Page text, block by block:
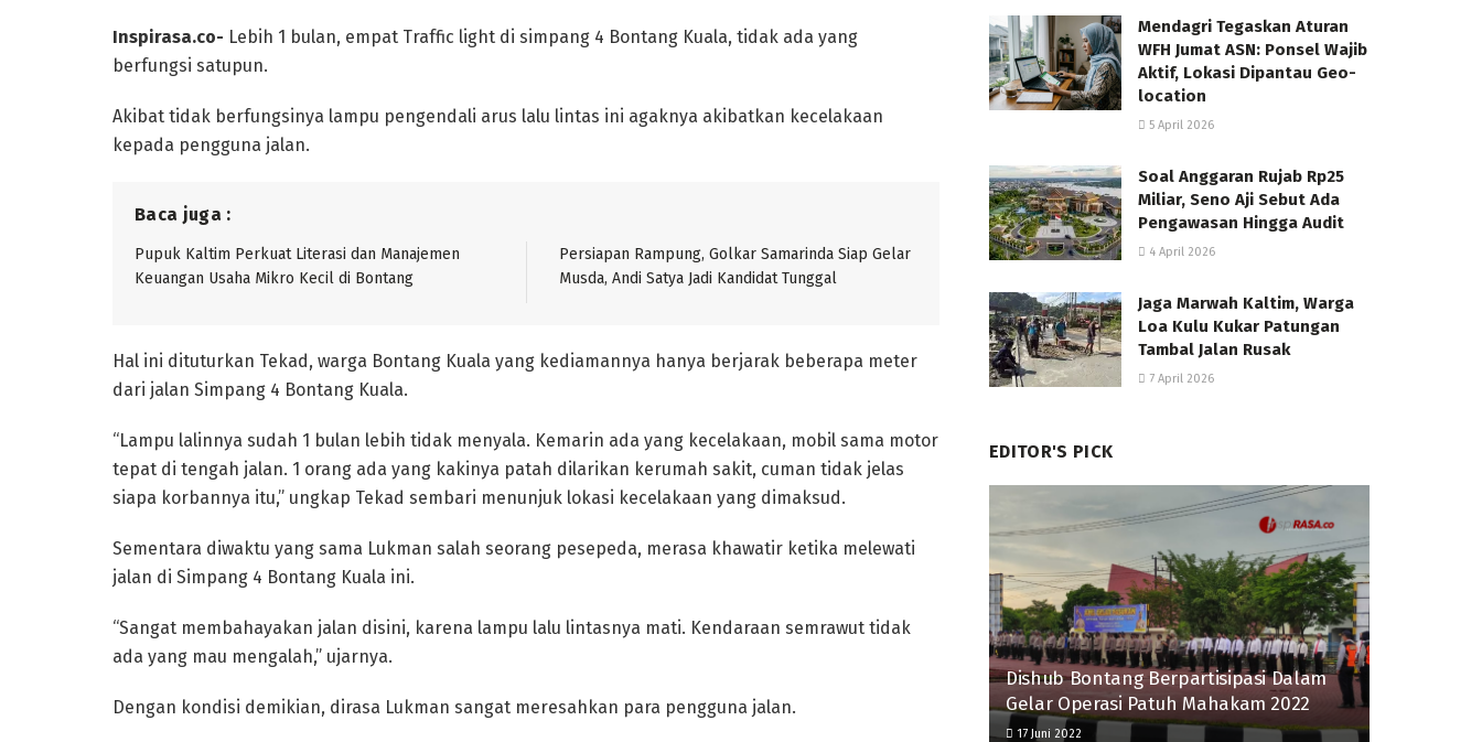
Inspirasa.co- Lebih 1 bulan, empat Traffic light di simpang 4 Bontang Kuala, tidak ada yang
berfungsi satupun.
Akibat tidak berfungsinya lampu pengendali arus lalu lintas ini agaknya akibatkan kecelakaan
kepada pengguna jalan.
Baca juga :
Pupuk Kaltim Perkuat Literasi dan Manajemen
Keuangan Usaha Mikro Kecil di Bontang
Persiapan Rampung, Golkar Samarinda Siap Gelar
Musda, Andi Satya Jadi Kandidat Tunggal
Hal ini dituturkan Tekad, warga Bontang Kuala yang kediamannya hanya berjarak beberapa meter
dari jalan Simpang 4 Bontang Kuala.
“Lampu lalinnya sudah 1 bulan lebih tidak menyala. Kemarin ada yang kecelakaan, mobil sama motor
tepat di tengah jalan. 1 orang ada yang kakinya patah dilarikan kerumah sakit, cuman tidak jelas
siapa korbannya itu,” ungkap Tekad sembari menunjuk lokasi kecelakaan yang dimaksud.
Sementara diwaktu yang sama Lukman salah seorang pesepeda, merasa khawatir ketika melewati
jalan di Simpang 4 Bontang Kuala ini.
“Sangat membahayakan jalan disini, karena lampu lalu lintasnya mati. Kendaraan semrawut tidak
ada yang mau mengalah,” ujarnya.
Dengan kondisi demikian, dirasa Lukman sangat meresahkan para pengguna jalan.
Mendagri Tegaskan Aturan
WFH Jumat ASN: Ponsel Wajib
Aktif, Lokasi Dipantau Geo-
location
5 April 2026
Soal Anggaran Rujab Rp25
Miliar, Seno Aji Sebut Ada
Pengawasan Hingga Audit
4 April 2026
Jaga Marwah Kaltim, Warga
Loa Kulu Kukar Patungan
Tambal Jalan Rusak
7 April 2026
EDITOR'S PICK
Dishub Bontang Berpartisipasi Dalam
Gelar Operasi Patuh Mahakam 2022
17 Juni 2022